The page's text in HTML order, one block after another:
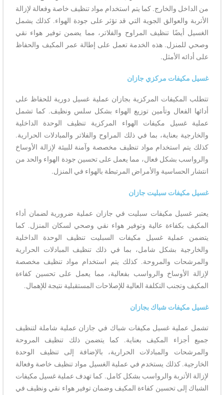
من الداخل والخارج. كما يتم استخدام مواد تنظيف خاصة وفعالة لإزالة
الأتربة والعوالق الجوية التي قد تؤثر على جودة الهواء. كذلك يشمل
الغسيل أيضًا تنظيف المراوح والفلاتر، مما يضمن توفير هواء نقي
وصحي للمنزل. هذه الخدمة تعمل على إطالة عمر المكيف والحفاظ
على أدائه الأمثل.
غسيل مكيفات مركزي جازان
تتطلب المكيفات المركزية بجازان عملية غسيل دورية للحفاظ على
أدائها الفعال وتأمين توزيع الهواء بشكل سلس ونظيف. كما تشمل
عملية غسيل مكيفات الهواء المركزية تنظيف الوحدة الداخلية
والخارجية بعناية، بما في ذلك المراوح والفلاتر والمبادلات الحرارية.
كذلك يتم استخدام مواد تنظيف مخصصة وآمنة للبيئة لإزالة الأوساخ
والرواسب بشكل فعال، مما يعمل على تحسين جودة الهواء والحد من
انتشار الحساسية والأمراض المرتبطة بالهواء في المنزل.
غسيل مكيفات سبليت جازان
يعتبر غسيل مكيفات سبليت في جازان عملية ضرورية لضمان أداء
المكيف بكفاءة عالية وتوفير هواء نقي وصحي لسكان المنزل. كما
يتضمن عملية غسيل مكيفات السبليت تنظيف الوحدة الداخلية
والخارجية بشكل شامل، بما في ذلك تنظيف المبادلات الحرارية
والمرشحات والمروحة. كذلك يتم استخدام مواد تنظيف مخصصة
لإزالة الأوساخ والرواسب بفعالية، مما يعمل على تحسين كفاءة
المكيف وتجنب التكلفة العالية للإصلاحات المستقبلية نتيجة للإهمال.
غسيل مكيفات شباك بجازان
تشمل عملية غسيل مكيفات شباك في جازان عملية شاملة لتنظيف
جميع أجزاء المكيف بعناية. كما يتضمن ذلك تنظيف المروحة
والمرشحات والمبادلات الحرارية، بالإضافة إلى تنظيف الوحدة
الخارجية. كذلك يستخدم في عملية الغسيل مواد تنظيف خاصة وفعالة
لإزالة الأتربة والرواسب بشكل كامل. كما تهدف عملية غسيل مكيفات
الشباك إلى تحسين كفاءة المكيف وضمان توفير هواء نقي ونظيف في